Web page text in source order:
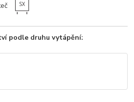
podle druhu vytápění: